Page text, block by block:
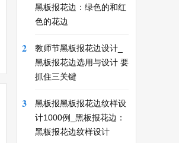
黑板报花边：绿色的和红
色的花边
2
教师节黑板报花边设计_
黑板报花边选用与设计 要
抓住三关键
3
黑板报黑板报花边纹样设
计1000例_黑板报花边：
黑板报花边纹样设计